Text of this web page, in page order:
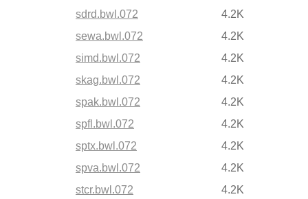
sdrd.bwl.072
4.2K
sewa.bwl.072
4.2K
simd.bwl.072
4.2K
skag.bwl.072
4.2K
spak.bwl.072
4.2K
spfl.bwl.072
4.2K
sptx.bwl.072
4.2K
spva.bwl.072
4.2K
stcr.bwl.072
4.2K